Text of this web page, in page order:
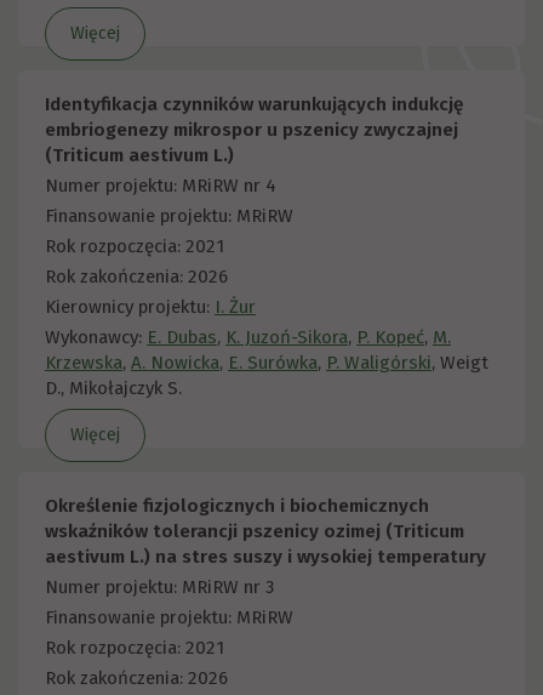
Więcej
Identyfikacja czynników warunkujących indukcję
embriogenezy mikrospor u pszenicy zwyczajnej
(Triticum aestivum L.)
Numer projektu: MRiRW nr 4
Finansowanie projektu: MRiRW
Rok rozpoczęcia: 2021
Rok zakończenia: 2026
Kierownicy projektu: I. Żur
Wykonawcy: E. Dubas, K. Juzoń-Sikora, P. Kopeć, M.
Krzewska, A. Nowicka, E. Surówka, P. Waligórski, Weigt
D., Mikołajczyk S.
Więcej
Określenie fizjologicznych i biochemicznych
wskaźników tolerancji pszenicy ozimej (Triticum
aestivum L.) na stres suszy i wysokiej temperatury
Numer projektu: MRiRW nr 3
Finansowanie projektu: MRiRW
Rok rozpoczęcia: 2021
Rok zakończenia: 2026